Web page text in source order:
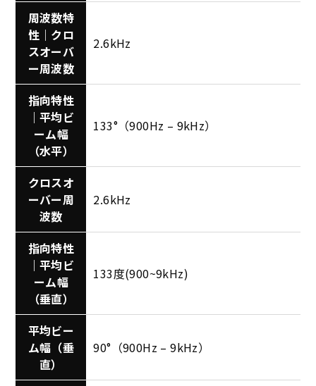
周波数特
性｜クロ
スオーバ
ー周波数
2.6kHz
指向特性
｜平均ビ
ーム幅
（水平）
133°（900Hz – 9kHz）
クロスオ
ーバー周
波数
2.6kHz
指向特性
｜平均ビ
ーム幅
（垂直）
133度(900~9kHz)
平均ビー
ム幅（垂
直）
90°（900Hz – 9kHz）